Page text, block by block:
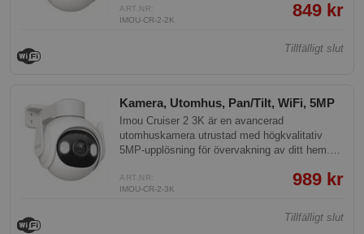
mängd intelligenta funktioner som ger dig
trygghet och säkerhet dygnet runt.
ART.NR:
IMOU-CR-2-2K
849 kr
Tillfälligt slut
Kamera, Utomhus, Pan/Tilt, WiFi, 5MP
Imou Cruiser 2 3K är en avancerad
utomhuskamera utrustad med högkvalitativ
5MP-upplösning för övervakning av ditt hem.
mängd intelligenta funktioner som ger dig
trygghet och säkerhet dygnet runt.
ART.NR:
IMOU-CR-2-3K
989 kr
Tillfälligt slut